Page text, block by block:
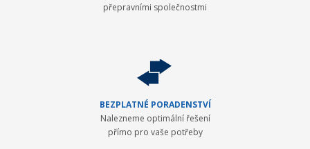
přepravními společnostmi
BEZPLATNÉ PORADENSTVÍ
Nalezneme optimální řešení
přímo pro vaše potřeby